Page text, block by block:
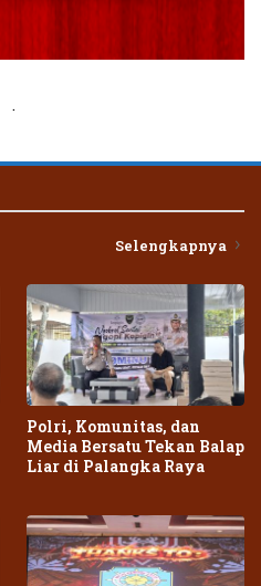
.
Selengkapnya
Polri, Komunitas, dan
Media Bersatu Tekan Balap
Liar di Palangka Raya